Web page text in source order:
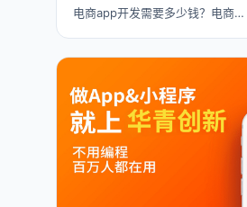
电商app开发需要多少钱？电商…